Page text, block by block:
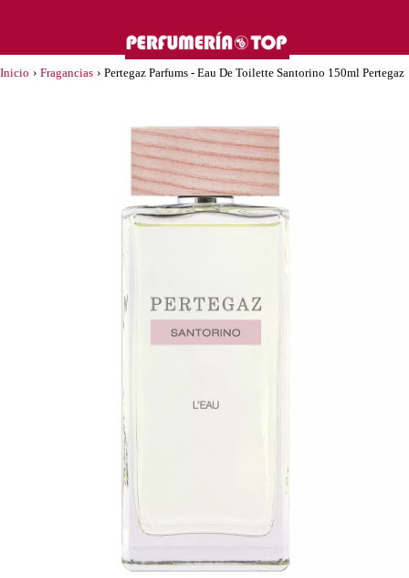
Inicio › Fragancias › Pertegaz Parfums - Eau De Toilette Santorino 150ml Pertegaz